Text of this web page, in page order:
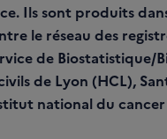
Ils sont produits
le réseau des
de Biostatistique/
de Lyon (HCL),
national du